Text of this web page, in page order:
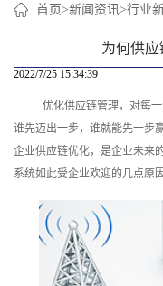
首页>新闻资讯>行业
为何供
2022/7/25 15:34:39
优化供应链管理，对每
谁先迈出一步，谁就能先一步
企业供应链优化，是企业未来
系统‍如此受企业欢迎的几点原因